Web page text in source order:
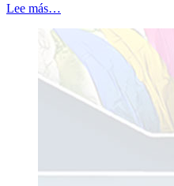
Lee más…